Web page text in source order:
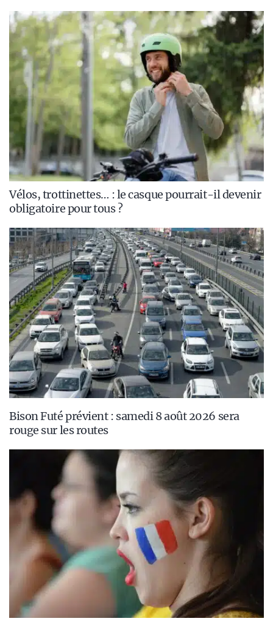
Vélos, trottinettes… : le casque pourrait-il devenir
obligatoire pour tous ?
Bison Futé prévient : samedi 8 août 2026 sera
rouge sur les routes